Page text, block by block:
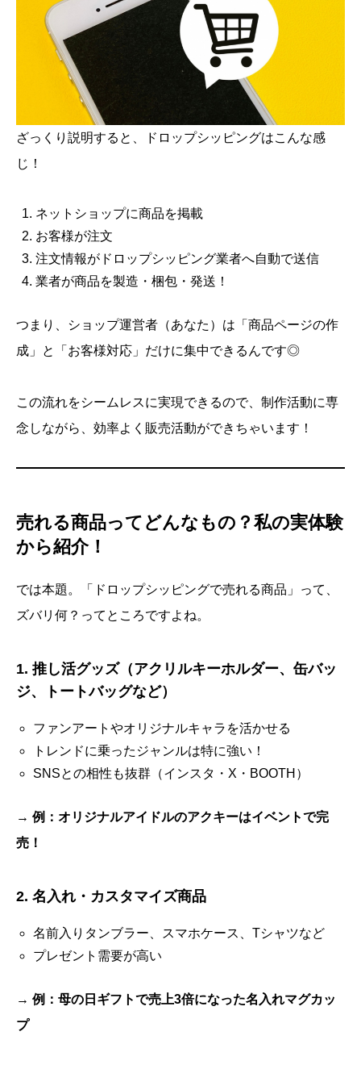
ざっくり説明すると、ドロップシッピングはこんな感
じ！
ネットショップに商品を掲載
お客様が注文
注文情報がドロップシッピング業者へ自動で送信
業者が商品を製造・梱包・発送！
つまり、ショップ運営者（あなた）は「商品ページの作
成」と「お客様対応」だけに集中できるんです◎
この流れをシームレスに実現できるので、制作活動に専
念しながら、効率よく販売活動ができちゃいます！
売れる商品ってどんなもの？私の実体験
から紹介！
では本題。「ドロップシッピングで売れる商品」って、
ズバリ何？ってところですよね。
1. 推し活グッズ（アクリルキーホルダー、缶バッ
ジ、トートバッグなど）
ファンアートやオリジナルキャラを活かせる
トレンドに乗ったジャンルは特に強い！
SNSとの相性も抜群（インスタ・X・BOOTH）
→ 例：オリジナルアイドルのアクキーはイベントで完
売！
2. 名入れ・カスタマイズ商品
名前入りタンブラー、スマホケース、Tシャツなど
プレゼント需要が高い
→ 例：母の日ギフトで売上3倍になった名入れマグカッ
プ